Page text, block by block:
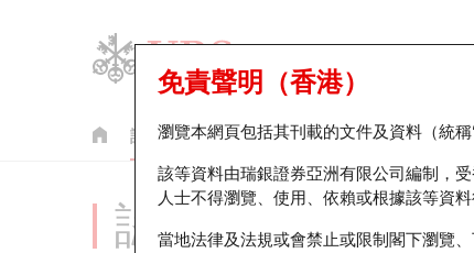
認股證 牛熊證 美股指數產品 輪證市場統
免責聲明（香港）
瀏覽本網頁包括其刊載的文件及資料（統稱
該等資料由瑞銀證券亞洲有限公司編制，
人士不得瀏覽、使用、依賴或根據該等資
當地法律及法規或會禁止或限制閣下瀏覽
認股證分析儀